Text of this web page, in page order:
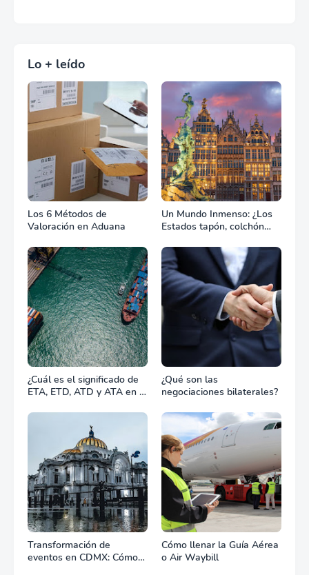
Lo + leído
Los 6 Métodos de
Valoración en Aduana
Un Mundo Inmenso: ¿Los
Estados tapón, colchón
combate?
¿Cuál es el significado de
ETA, ETD, ATD y ATA en el
¿Qué son las
negociaciones bilaterales?
Transformación de
eventos en CDMX: Cómo
Cómo llenar la Guía Aérea
o Air Waybill